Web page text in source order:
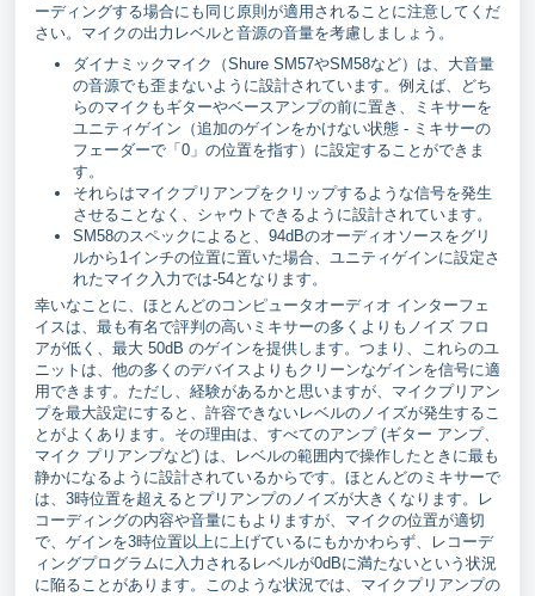
ーディングする場合にも同じ原則が適用されることに注意してくだ
さい。マイクの出力レベルと音源の音量を考慮しましょう。
ダイナミックマイク（Shure SM57やSM58など）は、大音量
の音源でも歪まないように設計されています。例えば、どち
らのマイクもギターやベースアンプの前に置き、ミキサーを
ユニティゲイン（追加のゲインをかけない状態 - ミキサーの
フェーダーで「0」の位置を指す）に設定することができま
す。
それらはマイクプリアンプをクリップするような信号を発生
させることなく、シャウトできるように設計されています。
SM58のスペックによると、94dBのオーディオソースをグリ
ルから1インチの位置に置いた場合、ユニティゲインに設定さ
れたマイク入力では-54となります。
幸いなことに、ほとんどのコンピュータオーディオ インターフェ
イスは、最も有名で評判の高いミキサーの多くよりもノイズ フロ
アが低く、最大 50dB のゲインを提供します。つまり、これらのユ
ニットは、他の多くのデバイスよりもクリーンなゲインを信号に適
用できます。ただし、経験があるかと思いますが、マイクプリアン
プを最大設定にすると、許容できないレベルのノイズが発生するこ
とがよくあります。その理由は、すべてのアンプ (ギター アンプ、
マイク プリアンプなど) は、レベルの範囲内で操作したときに最も
静かになるように設計されているからです。ほとんどのミキサーで
は、3時位置を超えるとプリアンプのノイズが大きくなります。レ
コーディングの内容や音量にもよりますが、マイクの位置が適切
で、ゲインを3時位置以上に上げているにもかかわらず、レコーデ
ィングプログラムに入力されるレベルが0dBに満たないという状況
に陥ることがあります。このような状況では、マイクプリアンプの